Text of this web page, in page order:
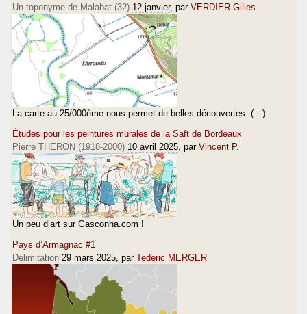
Un toponyme de Malabat (32) 12 janvier, par VERDIER Gilles
La carte au 25/000ème nous permet de belles découvertes. (…)
Études pour les peintures murales de la Saft de Bordeaux
Pierre THERON (1918-2000) 10 avril 2025 , par Vincent P.
Un peu d’art sur Gasconha.com !
Pays d’Armagnac #1
Délimitation 29 mars 2025 , par Tederic MERGER